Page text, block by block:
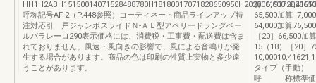
呼称記号AF-2（P.448参照）コーディネート商品ラインアップ特
注対応引 戸ジャンボスライドＮ-ＡＬ型アペリードラングベー
ルパラレーロ290表示価格には、消費税・工事費・配送費は含ま
れておりません。風速・風向きの影響で、風による音鳴りが発
生する場合があります。商品の色は印刷の性質上実物と多少違
うことがあります。
算 6,000
65,500加算
64,000加算
［20］66,500加
15（18）［20］
タイプ（手動）
呼 称標準価格